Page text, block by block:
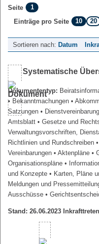
Seite
1
Einträge pro Seite
10 20
Sortieren nach: Datum
Systematische
Dokumententyp:
• Bekanntmachungen •
Satzungen •
Amtsblatt • Gesetze und
Verwaltungsvorschriften,
Richtlinien und Rundschreiben
Vereinbarungen • Aktenpläne •
Organisationspläne •
und Konzepte • Karten, Pläne
Meldungen und
Ausschüsse •
Stand: 26.06.2023